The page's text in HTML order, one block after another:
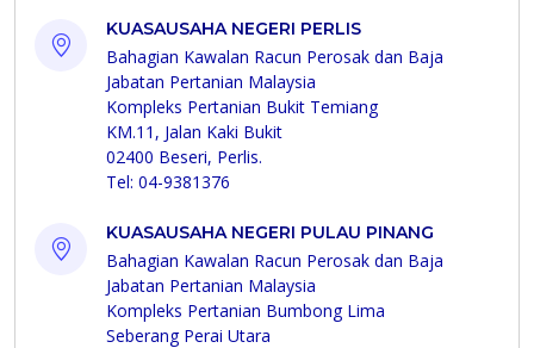
KUASAUSAHA NEGERI PERLIS
Bahagian Kawalan Racun Perosak dan Baja
Jabatan Pertanian Malaysia
Kompleks Pertanian Bukit Temiang
KM.11, Jalan Kaki Bukit
02400 Beseri, Perlis.
Tel: 04-9381376
KUASAUSAHA NEGERI PULAU PINANG
Bahagian Kawalan Racun Perosak dan Baja
Jabatan Pertanian Malaysia
Kompleks Pertanian Bumbong Lima
Seberang Perai Utara